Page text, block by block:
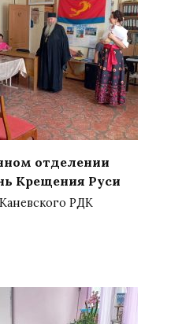
отделении
Крещения Руси
РДК